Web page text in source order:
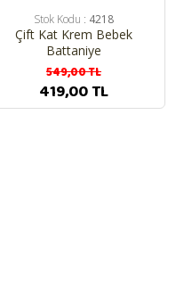
Stok Kodu : 4218
Çift Kat Krem Bebek
Battaniye
549,00 TL
419,00 TL